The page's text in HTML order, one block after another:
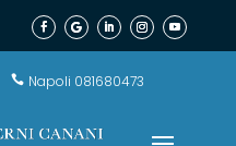
 Napoli 081680473